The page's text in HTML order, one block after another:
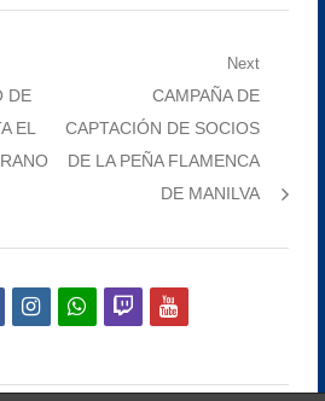
DE
EL
Next
Next
post:
CAMPAÑA DE
CAPTACIÓN DE SOCIOS
DE LA PEÑA FLAMENCA
DE MANILVA
instagramwhatsapp
twitchyoutube